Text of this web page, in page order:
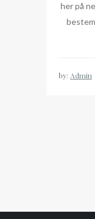
her på
by: Admin